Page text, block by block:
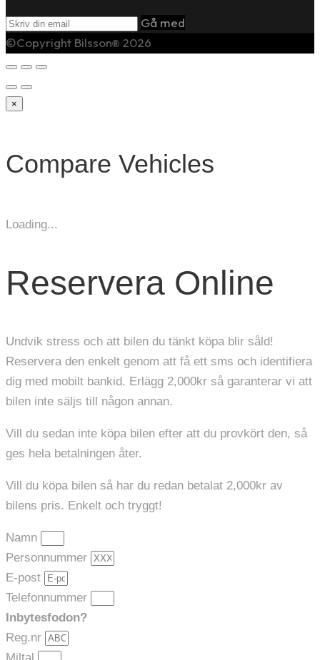
Gå med
©Copyright Bilsson® 2026
×
Compare Vehicles
Loading...
Reservera Online
Undvik stress och att bilen du tänkt köpa blir såld!
Reservera den enkelt genom att få ett sms och identifiera
dig med mobilt bankid. Erlägg 2,000kr så garanterar vi att
bilen inte säljs till någon annan.
Vill du sedan inte köpa bilen efter att du provkört den, så
ges hela betalningen åter.
Vill du köpa bilen så har du redan betalat 2,000kr av
bilens pris. Enkelt och tryggt!
Namn
Personnummer
E-post
Telefonnummer
Inbytesfodon?
Reg.nr
Miltal